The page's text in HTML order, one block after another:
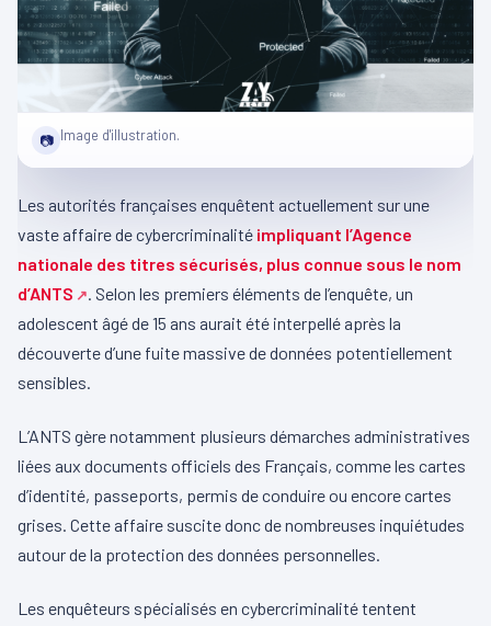
📷 Image d'illustration.
Les autorités françaises enquêtent actuellement sur une
vaste affaire de cybercriminalité impliquant l’Agence
nationale des titres sécurisés, plus connue sous le nom
d’ANTS
. Selon les premiers éléments de l’enquête, un
adolescent âgé de 15 ans aurait été interpellé après la
découverte d’une fuite massive de données potentiellement
sensibles.
L’ANTS gère notamment plusieurs démarches administratives
liées aux documents officiels des Français, comme les cartes
d’identité, passeports, permis de conduire ou encore cartes
grises. Cette affaire suscite donc de nombreuses inquiétudes
autour de la protection des données personnelles.
Les enquêteurs spécialisés en cybercriminalité tentent